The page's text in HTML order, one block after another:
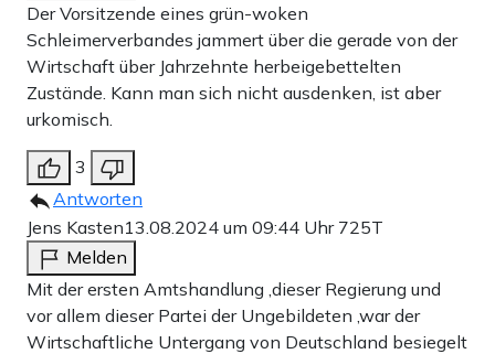
Der Vorsitzende eines grün-woken
Schleimerverbandes jammert über die gerade von der
Wirtschaft über Jahrzehnte herbeigebettelten
Zustände. Kann man sich nicht ausdenken, ist aber
urkomisch.
3
Antworten
Jens Kasten13.08.2024 um 09:44 Uhr 725T
Melden
Mit der ersten Amtshandlung ,dieser Regierung und
vor allem dieser Partei der Ungebildeten ,war der
Wirtschaftliche Untergang von Deutschland besiegelt